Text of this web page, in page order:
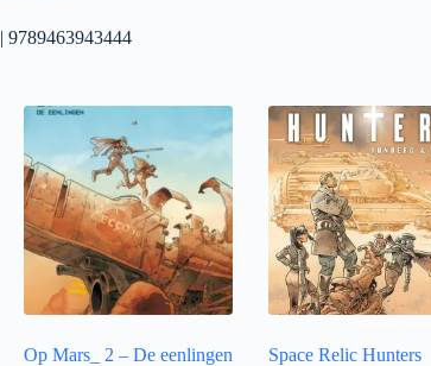
| 9789463943444
Op Mars_ 2 – De eenlingen
Space Relic Hunters